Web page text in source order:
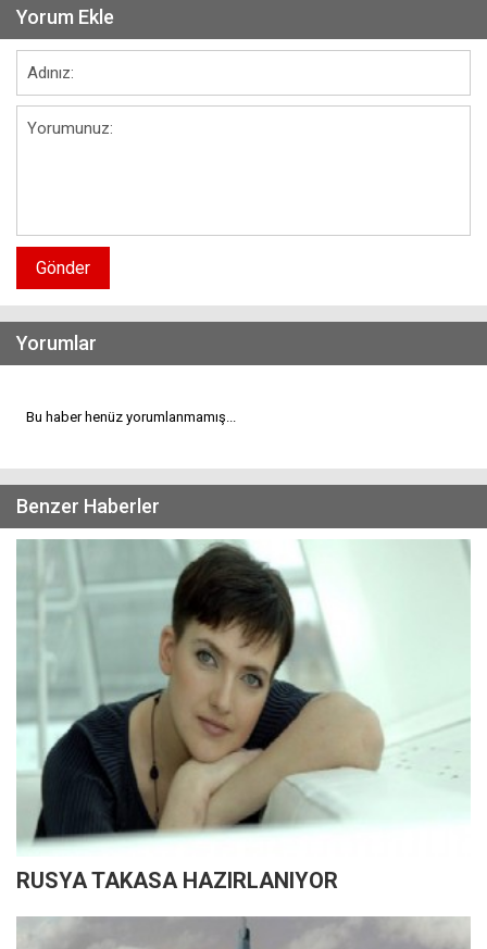
Yorum Ekle
Gönder
Yorumlar
Bu haber henüz yorumlanmamış...
Benzer Haberler
RUSYA TAKASA HAZIRLANIYOR